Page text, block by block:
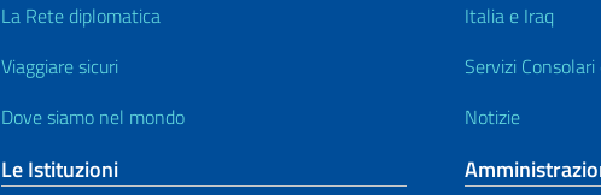
La Rete diplomatica
Viaggiare sicuri
Dove siamo nel mondo
Le Istituzioni
Italia e Iraq
Servizi
Notizie